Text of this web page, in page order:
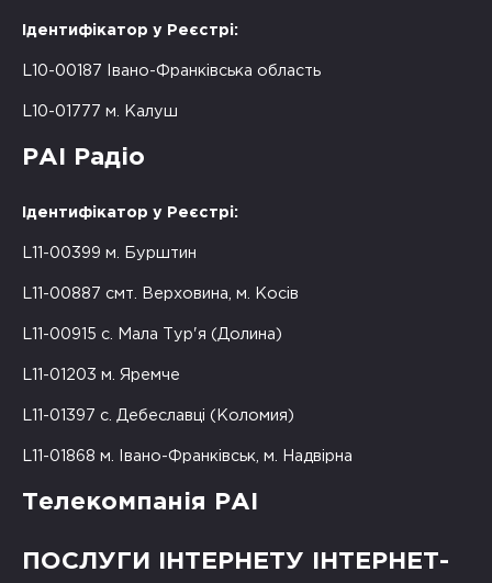
Ідентифікатор у Реєстрі:
L10-00187 Івано-Франківська область
L10-01777 м. Калуш
РАІ Радіо
Ідентифікатор у Реєстрі:
L11-00399 м. Бурштин
L11-00887 смт. Верховина, м. Косів
L11-00915 с. Мала Тур'я (Долина)
L11-01203 м. Яремче
L11-01397 с. Дебеславці (Коломия)
L11-01868 м. Івано-Франківськ, м. Надвірна
Телекомпанія РАІ
ПОСЛУГИ ІНТЕРНЕТУ ІНТЕРНЕТ-